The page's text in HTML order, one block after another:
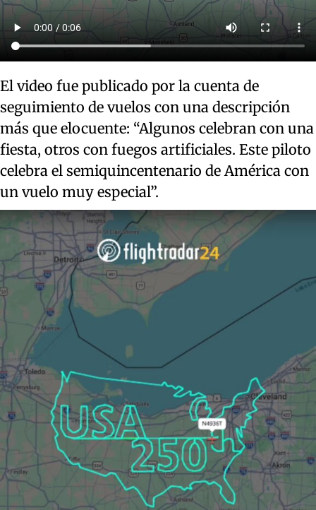
El video fue publicado por la cuenta de
seguimiento de vuelos con una descripción
más que elocuente: “Algunos celebran con una
fiesta, otros con fuegos artificiales. Este piloto
celebra el semiquincentenario de América con
un vuelo muy especial”.